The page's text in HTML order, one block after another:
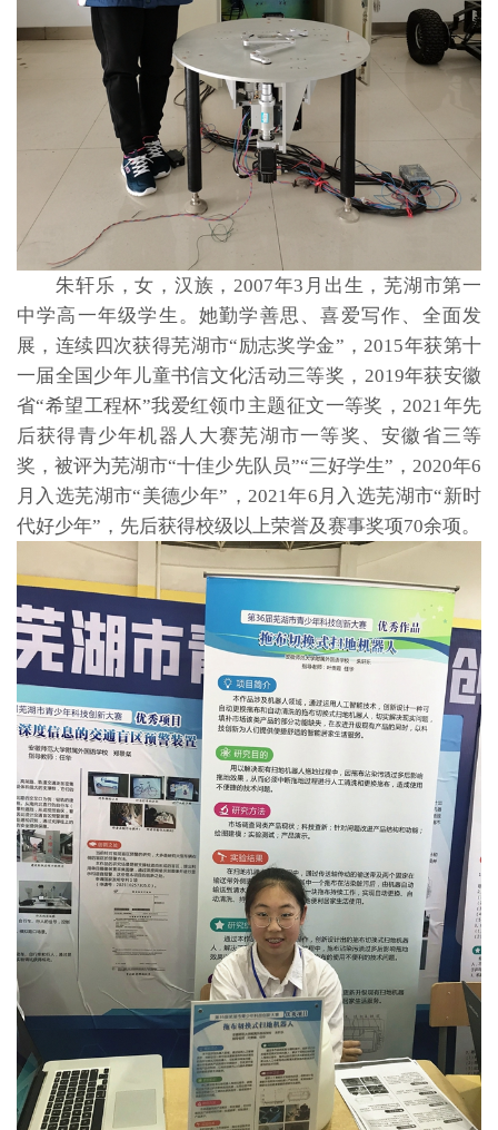
朱轩乐，女，汉族，2007年3月出生，芜湖市第一
中学高一年级学生。她勤学善思、喜爱写作、全面发
展，连续四次获得芜湖市“励志奖学金”，2015年获第十
一届全国少年儿童书信文化活动三等奖，2019年获安徽
省“希望工程杯”我爱红领巾主题征文一等奖，2021年先
后获得青少年机器人大赛芜湖市一等奖、安徽省三等
奖，被评为芜湖市“十佳少先队员”“三好学生”，2020年6
月入选芜湖市“美德少年”，2021年6月入选芜湖市“新时
代好少年”，先后获得校级以上荣誉及赛事奖项70余项。